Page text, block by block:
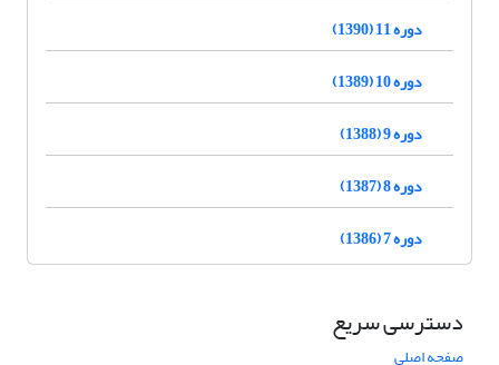
دوره 11 (1390)
دوره 10 (1389)
دوره 9 (1388)
دوره 8 (1387)
دوره 7 (1386)
دسترسی سریع
صفحه اصلی